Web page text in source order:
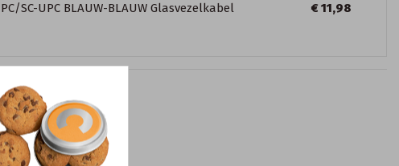
SC-UPC BLAUW-BLAUW Glasvezelkabel € 11,98